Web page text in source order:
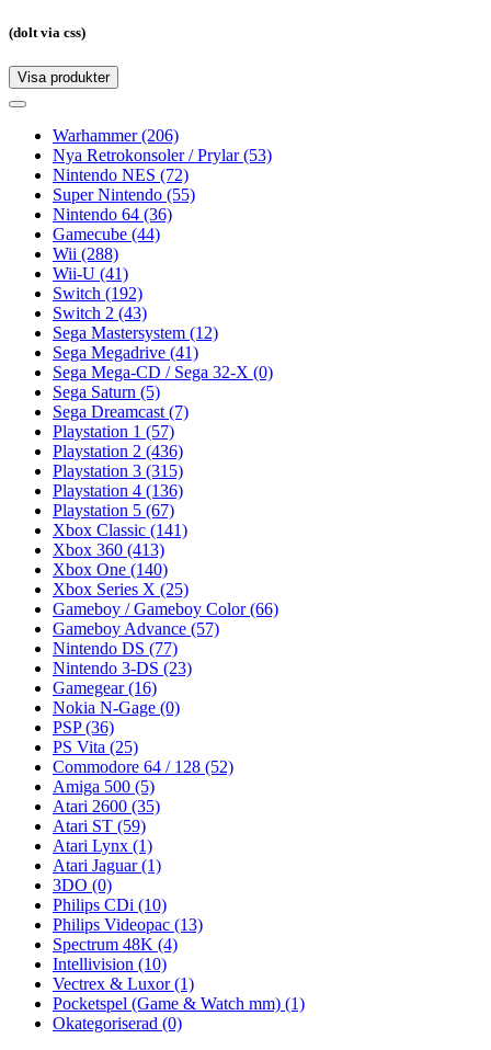
(dolt via css)
Visa produkter
Toggle
Toggle
navigationWarhammer(206)
Nya Retrokonsoler / Prylar(53)
Nintendo NES (72)
Super Nintendo (55)
Nintendo 64 (36)
Gamecube (44)
Wii (288)
Wii-U (41)
Switch (192)
Switch 2 (43)
Sega Mastersystem (12)
Sega Megadrive (41)
Sega Mega-CD / Sega 32-X (0)
Sega Saturn (5)
Sega Dreamcast (7)
Playstation 1 (57)
Playstation 2 (436)
Playstation 3 (315)
Playstation 4 (136)
Playstation 5 (67)
Xbox Classic (141)
Xbox 360 (413)
Xbox One (140)
Xbox Series X (25)
Gameboy / Gameboy Color(66)
Gameboy Advance (57)
Nintendo DS (77)
Nintendo 3-DS (23)
Gamegear(16)
Nokia N-Gage (0)
PSP(36)
PS Vita (25)
Commodore 64 / 128 (52)
Amiga 500 (5)
Atari 2600 (35)
Atari ST (59)
Atari Lynx (1)
Atari Jaguar(1)
3DO (0)
Philips CDi (10)
Philips Videopac (13)
Spectrum 48K (4)
Intellivision (10)
Vectrex & Luxor(1)
Pocketspel (Game & Watch mm) (1)
Okategoriserad (0)